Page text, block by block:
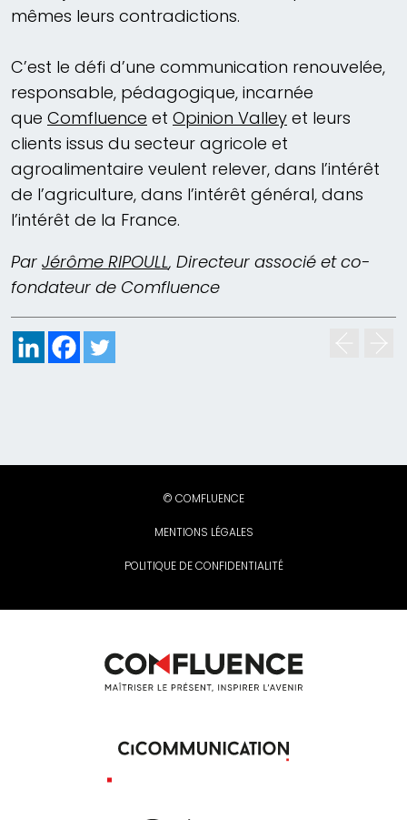
mêmes leurs contradictions.
C’est le défi d’une communication renouvelée,
responsable, pédagogique, incarnée
que Comfluence et Opinion Valley et leurs
clients issus du secteur agricole et
agroalimentaire veulent relever, dans l’intérêt
de l’agriculture, dans l’intérêt général, dans
l’intérêt de la France.
Par Jérôme RIPOULL, Directeur associé et co-
fondateur de Comfluence
© COMFLUENCE
MENTIONS LÉGALES
POLITIQUE DE CONFIDENTIALITÉ